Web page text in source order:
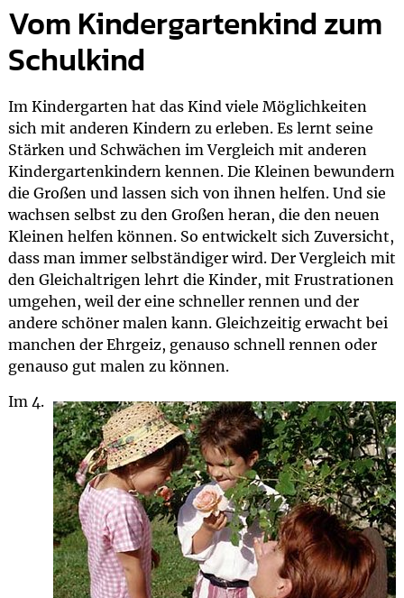
Vom Kindergartenkind zum
Schulkind
Im Kindergarten hat das Kind viele Möglichkeiten
sich mit anderen Kindern zu erleben. Es lernt seine
Stärken und Schwächen im Vergleich mit anderen
Kindergartenkindern kennen. Die Kleinen bewundern
die Großen und lassen sich von ihnen helfen. Und sie
wachsen selbst zu den Großen heran, die den neuen
Kleinen helfen können. So entwickelt sich Zuversicht,
dass man immer selbständiger wird. Der Vergleich mit
den Gleichaltrigen lehrt die Kinder, mit Frustrationen
umgehen, weil der eine schneller rennen und der
andere schöner malen kann. Gleichzeitig erwacht bei
manchen der Ehrgeiz, genauso schnell rennen oder
genauso gut malen zu können.
Im 4.